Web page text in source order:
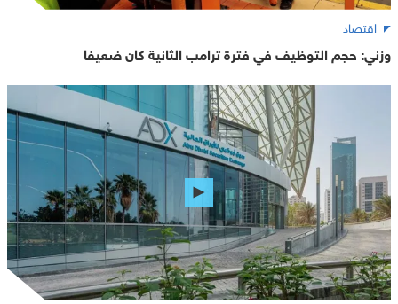
اقتصاد
وزني: حجم التوظيف في فترة ترامب الثانية كان ضعيفا